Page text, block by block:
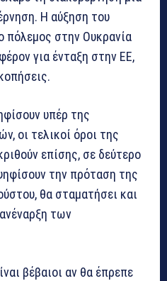
Η αύξηση του
πόλεμος στην Ουκρανία
για ένταξη στην ΕΕ,
υπέρ της
οι τελικοί όροι της
επίσης, σε δεύτερo
την πρόταση της
θα σταματήσει και
των
βέβαιοι αν θα έπρεπε